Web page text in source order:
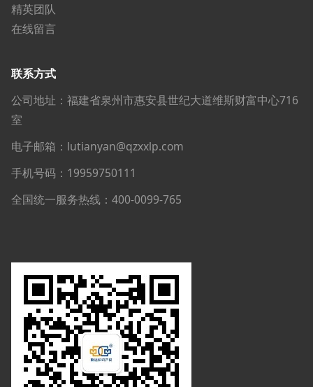
精英团队
在线留言
联系方式
公司地址：福建省泉州市惠安县世纪大道维斯财富中心716
室
电子邮箱：lutianyan@qzxxlp.com
手机号码：19959750111
全国统一服务热线：400-0099-765